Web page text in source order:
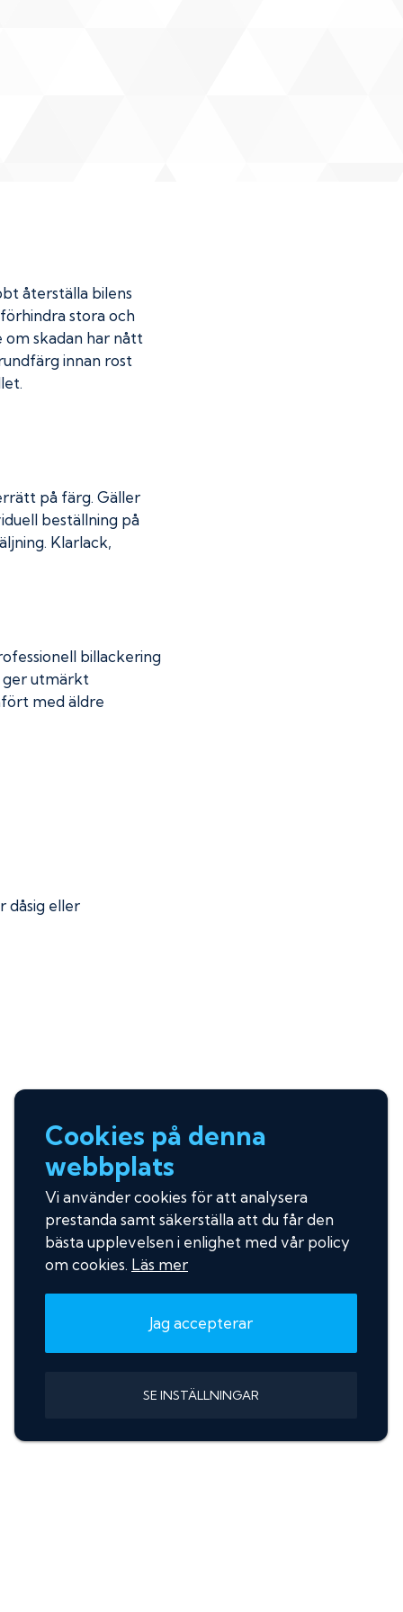
återställa bilens
stora och
skadan har nått
innan rost
på färg. Gäller
beställning på
Klarlack,
billackering
ger utmärkt
med äldre
dåsig eller
Cookies på denna
webbplats
Vi använder cookies för att analysera
prestanda samt säkerställa att du får den
bästa upplevelsen i enlighet med vår policy
om cookies. Läs mer
Jag accepterar
SE INSTÄLLNINGAR